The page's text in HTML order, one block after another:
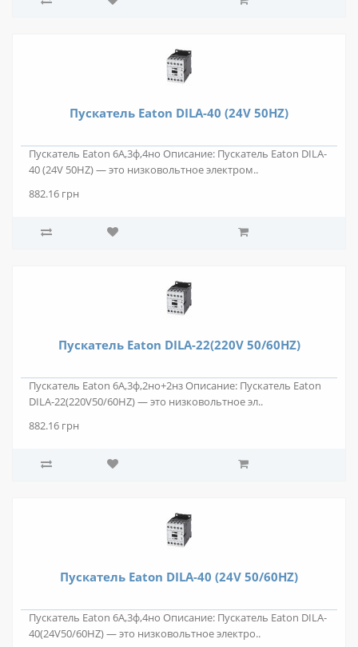
Пускатель Eaton DILA-40 (24V 50HZ)
Пускатель Eaton 6А,3ф,4но Описание: Пускатель Eaton DILA-
40 (24V 50HZ) — это низковольтное электром..
882.16 грн
Пускатель Eaton DILA-22(220V 50/60HZ)
Пускатель Eaton 6А,3ф,2но+2нз Описание: Пускатель Eaton
DILA-22(220V50/60HZ) — это низковольтное эл..
882.16 грн
Пускатель Eaton DILA-40 (24V 50/60HZ)
Пускатель Eaton 6А,3ф,4но Описание: Пускатель Eaton DILA-
40(24V50/60HZ) — это низковольтное электро..